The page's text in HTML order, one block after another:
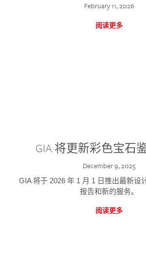
February 11, 2026
阅读更多
GIA 将更新彩色宝石
December 9, 2025
GIA 将于 2026 年 1 月 1 日推出最新设
报告和新的服务。
阅读更多